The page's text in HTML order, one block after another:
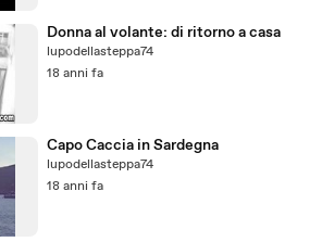
Donna al volante: di ritorno a casa
lupodellasteppa74
18 anni fa
Capo Caccia in Sardegna
lupodellasteppa74
18 anni fa